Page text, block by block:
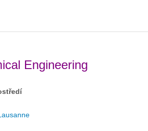
Engineering